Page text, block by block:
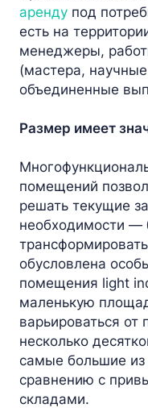
аренду под
есть на
менеджеры,
(мастера,
объединенные
Размер имеет
помещений
решать текущие
необходимости —
обусловлена
помещения light
маленькую
варьироваться от
несколько
самые большие
сравнению с
складами.